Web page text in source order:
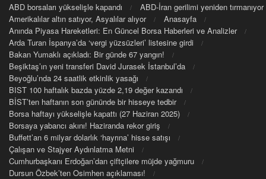
ABD borsaları yükselişle kapandı
ABD-İran gerilimi yeniden tırmanıyor
Amerikalılar altın satıyor, Asyalılar alıyor
Anasayfa
Anında Piyasa Hareketleri: En Güncel Borsa Haberleri ve Analizler
Arda Turan İspanya’da ‘vergi yüzsüzleri’ listesine girdi
Bakan Yumaklı açıkladı: Bir günde 67 yangın!
Beşiktaş’ın yeni transferi David Jurasek İstanbul’da
Beyoğlu’nda 24 saatlik etkinlik yasağı
BIST 100 haftalık bazda yüzde 2,19 değer kazandı
BİST’ten haftanın son gününde bir hisseye tedbir
Borsa haftayı yükselişle kapattı (27 Haziran 2025)
Borsaya yabancı akını! Haziranda rekor giriş
Buffett’an 6 milyar dolarlık ‘hayrına’ hisse satışı
Çalışan ve Stajyer Aydınlatma Metni
Cumhurbaşkanı Erdoğan’dan çiftçilere müjde yağmuru
Dursun Özbek’ten Osimhen açıklaması!